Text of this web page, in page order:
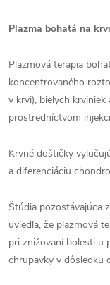
Plazma bohatá na
Plazmová terapia
koncentrovaného
v krvi), bielych
prostredníctvom
Krvné doštičky
a diferenciáciu
Štúdia pozostávajúca
uviedla, že plazmová
pri znižovaní bolesti u
chrupavky v dôsledku